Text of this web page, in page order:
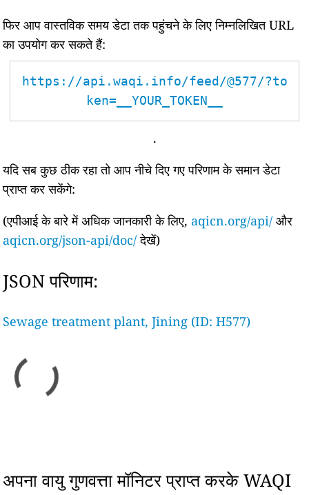
फिर आप वास्तविक समय डेटा तक पहुंचने के लिए निम्नलिखित URL
का उपयोग कर सकते हैं:
https://api.waqi.info/feed/@577/?to
ken=__YOUR_TOKEN__
.
यदि सब कुछ ठीक रहा तो आप नीचे दिए गए परिणाम के समान डेटा
प्राप्त कर सकेंगे:
(एपीआई के बारे में अधिक जानकारी के लिए, aqicn.org/api/ और
aqicn.org/json-api/doc/देखें)
JSON परिणाम:
Sewage treatment plant, Jining (ID: H577)
अपना वायु गुणवत्ता मॉनिटर प्राप्त करके WAQI